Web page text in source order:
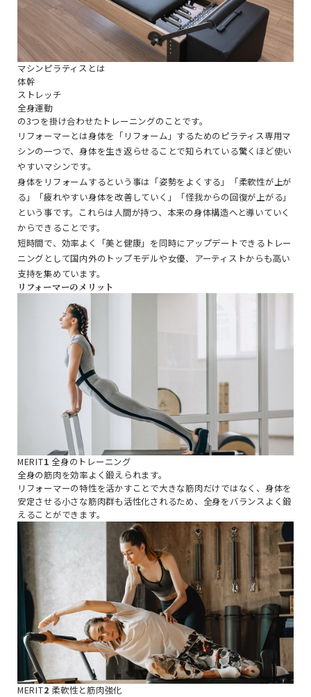
マシンピラティスとは
体幹
ストレッチ
全身運動
の3つを掛け合わせたトレーニングのことです。
リフォーマーとは身体を「リフォーム」するためのピラティス専用マ
シンの一つで、身体を生き返らせることで知られている驚くほど使い
やすいマシンです。
身体をリフォームするという事は「姿勢をよくする」「柔軟性が上が
る」「疲れやすい身体を改善していく」「怪我からの回復が上がる」
という事です。これらは人間が持つ、本来の身体構造へと導いていく
からできることです。
短時間で、効率よく「美と健康」を同時にアップデートできるトレー
ニングとして国内外のトップモデルや女優、アーティストからも高い
支持を集めています。
リフォーマーのメリット
MERIT1 全身のトレーニング
全身の筋肉を効率よく鍛えられます。
リフォーマーの特性を活かすことで大きな筋肉だけではなく、身体を
安定させる小さな筋肉群も活性化されるため、全身をバランスよく鍛
えることができます。
MERIT2 柔軟性と筋肉強化